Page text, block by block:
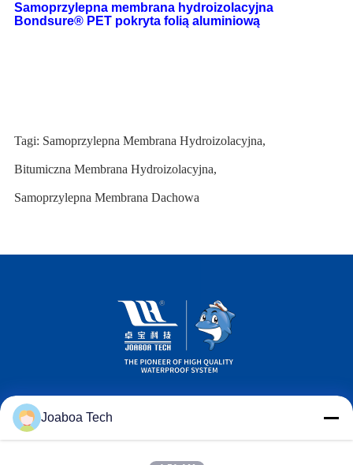
Samoprzylepna membrana hydroizolacyjna
Bondsure® PET pokryta folią aluminiową
Tagi: Samoprzylepna Membrana Hydroizolacyjna,
Bitumiczna Membrana Hydroizolacyjna,
Samoprzylepna Membrana Dachowa
Joaboa Tech